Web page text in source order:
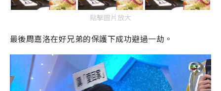
點擊圖片放大
最後周嘉洛在好兄弟的保護下成功避過一劫。